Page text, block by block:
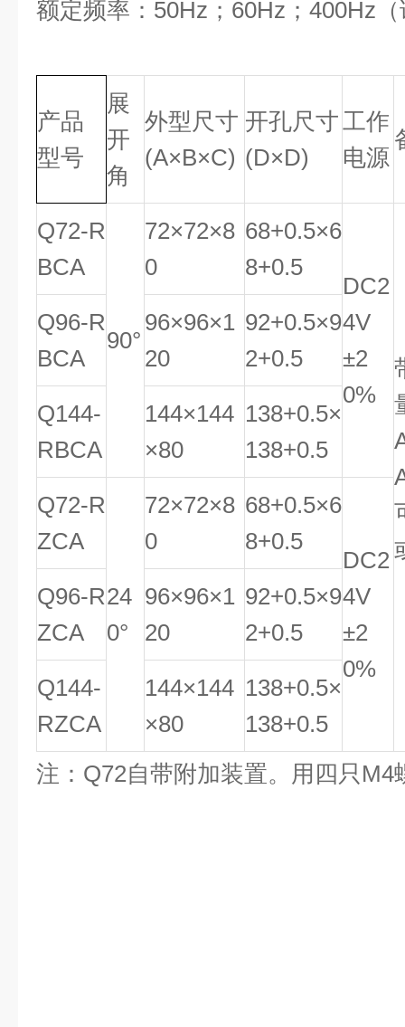
额定频率：50Hz；60Hz；400Hz
产品
型号
展
开
角
外型尺寸
(A×B×C)
开孔尺寸
(D×D)
工作
电源
Q72-R
BCA
90°
72×72×8
0
68+0.5×6
8+0.5
DC2
4V
±2
0%
Q96-R
BCA
96×96×1
20
92+0.5×9
2+0.5
Q144-
RBCA
144×144
×80
138+0.5×
138+0.5
Q72-R
ZCA
24
0°
72×72×8
0
68+0.5×6
8+0.5
DC2
4V
±2
0%
Q96-R
ZCA
96×96×1
20
92+0.5×9
2+0.5
Q144-
RZCA
144×144
×80
138+0.5×
138+0.5
注：Q72自带附加装置。用四只M4